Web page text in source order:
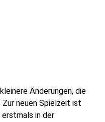
Änderungen, die
neuen Spielzeit ist
erstmals in der